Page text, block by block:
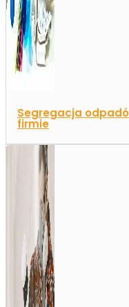
Segregacja
firmie